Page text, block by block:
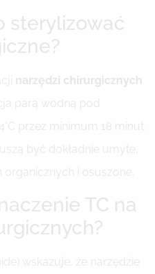
sterylizować
narzędzi chirurgicznych
parą wodną pod
przez minimum 18 minut.
być dokładnie umyte,
i osuszone.
TC na
wskazuje, że narzędzie